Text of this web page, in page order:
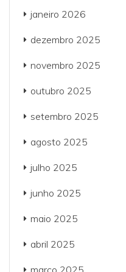
janeiro 2026
dezembro 2025
novembro 2025
outubro 2025
setembro 2025
agosto 2025
julho 2025
junho 2025
maio 2025
abril 2025
março 2025